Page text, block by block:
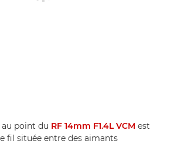
point du RF 14mm F1.4L VCM est
fil située entre des aimants